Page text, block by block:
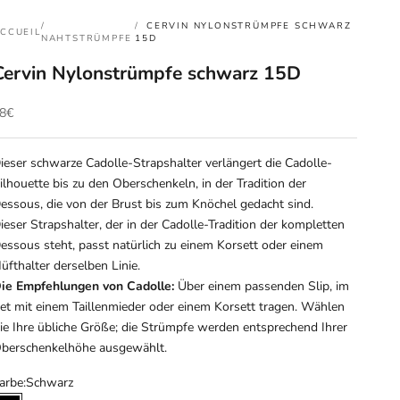
NAHTSTRÜMPFE
CERVIN NYLONSTRÜMPFE SCHWARZ
15D
Nylonstrümpfe schwarz 15D
schwarze Cadolle-Strapshalter verlängert die Cadolle-
bis zu den Oberschenkeln, in der Tradition der
die von der Brust bis zum Knöchel gedacht sind.
Strapshalter, der in der Cadolle-Tradition der kompletten
steht, passt natürlich zu einem Korsett oder einem
derselben Linie.
Empfehlungen von Cadolle: Über einem passenden Slip, im
mit einem Taillenmieder oder einem Korsett tragen. Wählen
Ihre übliche Größe; die Strümpfe werden entsprechend Ihrer
ausgewählt.
Schwarz